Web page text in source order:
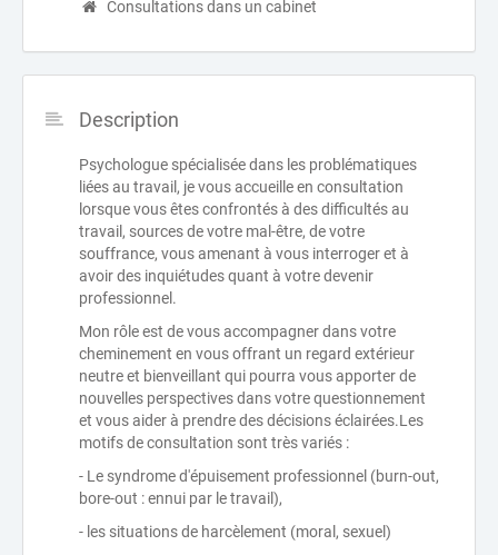
Consultations dans un cabinet
Description
Psychologue spécialisée dans les problématiques
liées au travail, je vous accueille en consultation
lorsque vous êtes confrontés à des difficultés au
travail, sources de votre mal-être, de votre
souffrance, vous amenant à vous interroger et à
avoir des inquiétudes quant à votre devenir
professionnel.
Mon rôle est de vous accompagner dans votre
cheminement en vous offrant un regard extérieur
neutre et bienveillant qui pourra vous apporter de
nouvelles perspectives dans votre questionnement
et vous aider à prendre des décisions éclairées.Les
motifs de consultation sont très variés :
- Le syndrome d'épuisement professionnel (burn-out,
bore-out : ennui par le travail),
- les situations de harcèlement (moral, sexuel)